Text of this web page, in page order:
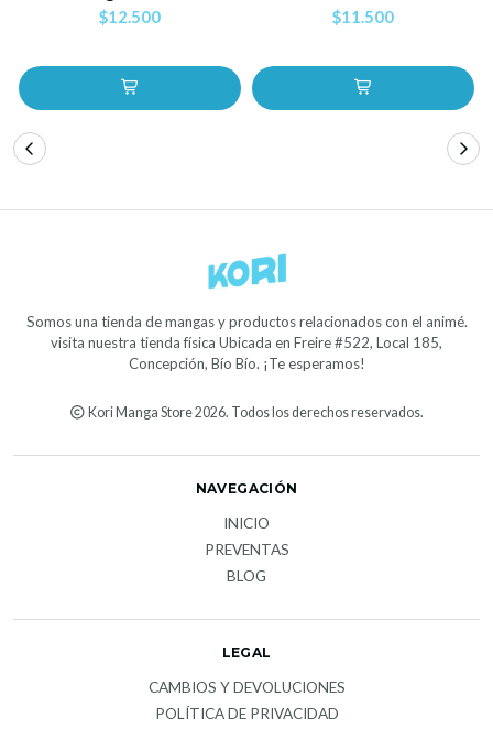
$12.500
$11.500
Somos una tienda de mangas y productos relacionados con el animé.
visita nuestra tienda física Ubicada en Freire #522, Local 185,
Concepción, Bío Bío. ¡Te esperamos!
Kori Manga Store 2026. Todos los derechos reservados.
NAVEGACIÓN
INICIO
PREVENTAS
BLOG
LEGAL
CAMBIOS Y DEVOLUCIONES
POLÍTICA DE PRIVACIDAD